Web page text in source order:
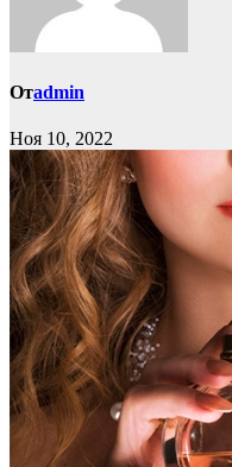
Отadmin
Ноя 10, 2022